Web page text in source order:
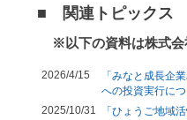
■ 関連トピックス
※以下の資料は株式会